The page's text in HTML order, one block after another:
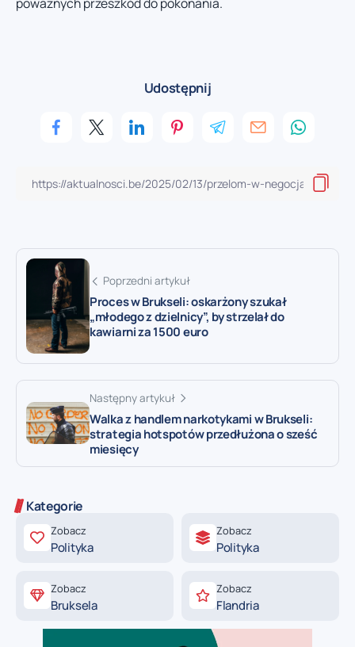
Udostępnij
Poprzedni artykuł
Proces w Brukseli: oskarżony szukał
„młodego z dzielnicy”, by strzelał do
kawiarni za 1500 euro
Następny artykuł
Walka z handlem narkotykami w Brukseli:
strategia hotspotów przedłużona o sześć
miesięcy
Kategorie
Zobacz
Polityka
Zobacz
Polityka
Zobacz
Bruksela
Zobacz
Flandria